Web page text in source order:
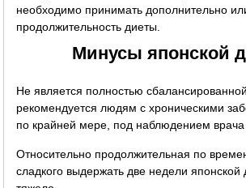
необходимо принимать дополнительно
продолжительность диеты.
Минусы японской
Не является полностью
рекомендуется людям с хроническими
по крайней мере, под наблюдением врача
Относительно продолжительная по
сладкого выдержать две недели японской